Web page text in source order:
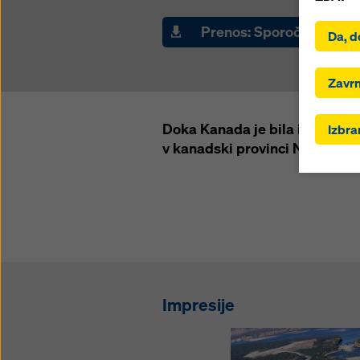
Prenos: Sporočilo za
Doka Kanada je bila izbrana
v kanadski provinci Nova
Impresije
se
sklepa
Da,